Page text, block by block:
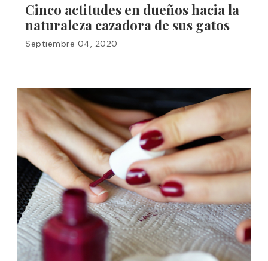
Cinco actitudes en dueños hacia la
naturaleza cazadora de sus gatos
Septiembre 04, 2020